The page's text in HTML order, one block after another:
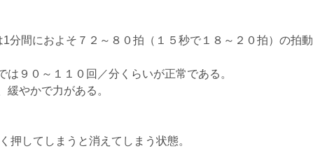
分間におよそ７２～８０拍（１５秒で１８～２０拍）の拍動
９０～１１０回／分くらいが正常である。
やかで力がある。
してしまうと消えてしまう状態。